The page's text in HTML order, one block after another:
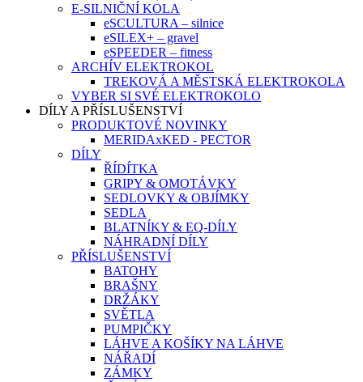
E-SILNIČNÍ KOLA
eSCULTURA – silnice
eSILEX+ – gravel
eSPEEDER – fitness
ARCHÍV ELEKTROKOL
TREKOVÁ A MĚSTSKÁ ELEKTROKOLA
VYBER SI SVÉ ELEKTROKOLO
DÍLY A PŘÍSLUŠENSTVÍ
PRODUKTOVÉ NOVINKY
MERIDAxKED - PECTOR
DÍLY
ŘÍDÍTKA
GRIPY & OMOTÁVKY
SEDLOVKY & OBJÍMKY
SEDLA
BLATNÍKY & EQ-DÍLY
NÁHRADNÍ DÍLY
PŘÍSLUŠENSTVÍ
BATOHY
BRAŠNY
DRŽÁKY
SVĚTLA
PUMPIČKY
LÁHVE A KOŠÍKY NA LÁHVE
NÁŘADÍ
ZÁMKY